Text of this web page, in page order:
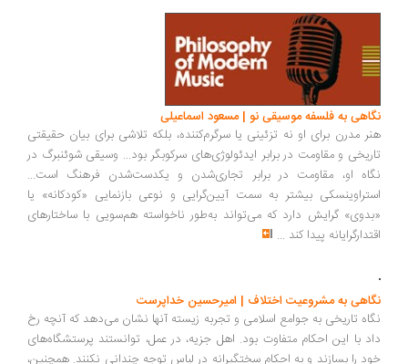
نگاهی به فلسفه موسیقی نو | مسعود اسماعیلی
هنر مدرن برای او نه تزئینی یا سرگرم‌کننده، بلکه تلاشی برای بیان حقیقتی
تاریخی و مقاومت در برابر ایدئولوژی‌های سرکوبگر بود... وسیقی شوئنبرگ در
نگاه او، مقاومت در برابر تجاری‌شدن و یکدست‌شدن فرهنگ است...
استراوینسکی بیشتر به سمت آیین‌گرایی و نوعی بازنمایی «کودکانه» یا
«بدوی» گرایش دارد که می‌تواند به‌طور ناخواسته هم‌سویی با ساختارهای
اقتدارگرایانه پیدا کند ...